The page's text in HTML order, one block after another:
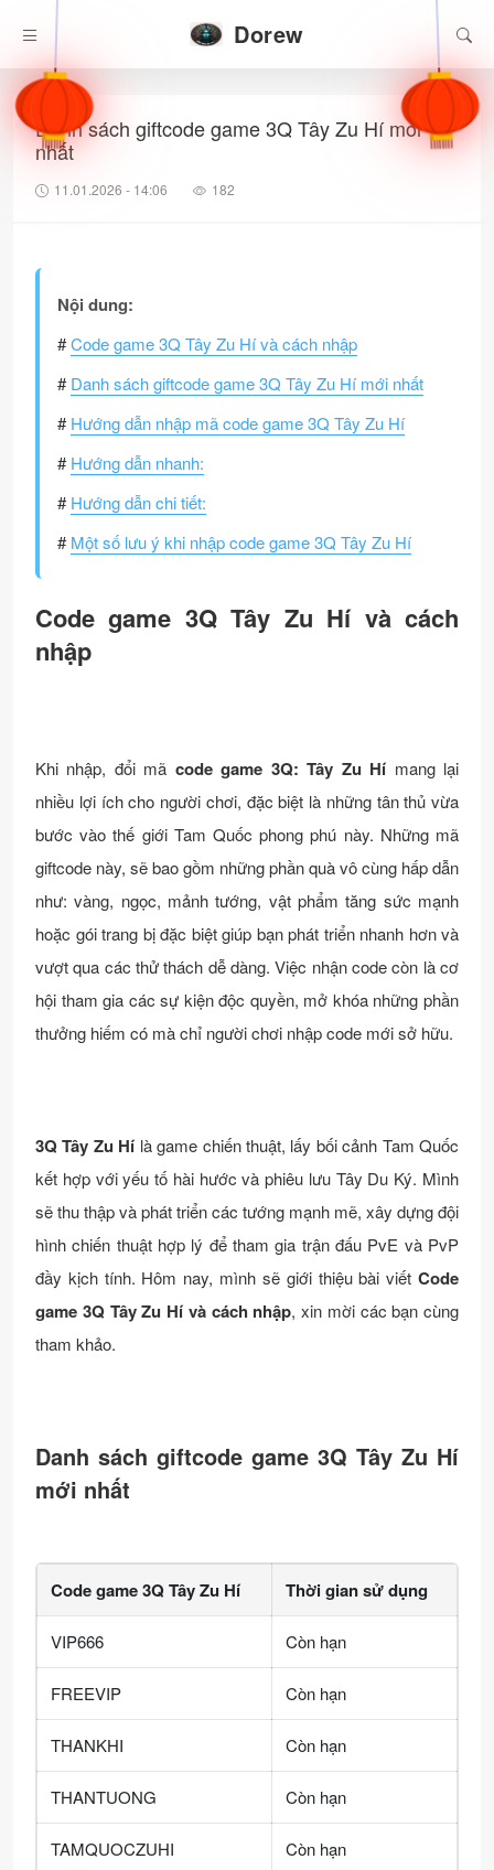
Dorew
Danh sách giftcode game 3Q Tây Zu Hí mới
nhất
11.01.2026 - 14:06 182
Nội dung:
#Code game 3Q Tây Zu Hí và cách nhập
#Danh sách giftcode game 3Q Tây Zu Hí mới nhất
#Hướng dẫn nhập mã code game 3Q Tây Zu Hí
#Hướng dẫn nhanh:
#Hướng dẫn chi tiết:
#Một số lưu ý khi nhập code game 3Q Tây Zu Hí
Code game 3Q Tây Zu Hí và cách
nhập
Khi nhập, đổi mã code game 3Q: Tây Zu Hí mang lại
nhiều lợi ích cho người chơi, đặc biệt là những tân thủ vừa
bước vào thế giới Tam Quốc phong phú này. Những mã
giftcode này, sẽ bao gồm những phần quà vô cùng hấp dẫn
như: vàng, ngọc, mảnh tướng, vật phẩm tăng sức mạnh
hoặc gói trang bị đặc biệt giúp bạn phát triển nhanh hơn và
vượt qua các thử thách dễ dàng. Việc nhận code còn là cơ
hội tham gia các sự kiện độc quyền, mở khóa những phần
thưởng hiếm có mà chỉ người chơi nhập code mới sở hữu.
3Q Tây Zu Hí là game chiến thuật, lấy bối cảnh Tam Quốc
kết hợp với yếu tố hài hước và phiêu lưu Tây Du Ký. Mình
sẽ thu thập và phát triển các tướng mạnh mẽ, xây dựng đội
hình chiến thuật hợp lý để tham gia trận đấu PvE và PvP
đầy kịch tính. Hôm nay, mình sẽ giới thiệu bài viết Code
game 3Q Tây Zu Hí và cách nhập, xin mời các bạn cùng
tham khảo.
Danh sách giftcode game 3Q Tây Zu Hí
mới nhất
Code game 3Q Tây Zu Hí Thời gian sử dụng
VIP666 Còn hạn
FREEVIP Còn hạn
THANKHI Còn hạn
THANTUONG Còn hạn
TAMQUOCZUHI Còn hạn